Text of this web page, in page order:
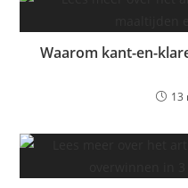
Waarom kant-en-
13